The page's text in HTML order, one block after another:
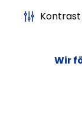
Kontrast
Wir